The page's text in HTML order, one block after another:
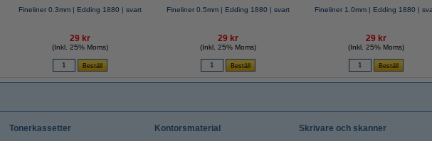
Fineliner 0.3mm | Edding 1880 | svart
29 kr
(Inkl. 25% Moms)
Fineliner 0.5mm | Edding 1880 | svart
29 kr
(Inkl. 25% Moms)
Fineliner 1.0mm | Edding 1880 |
29 kr
(Inkl. 25% Moms)
Tonerkassetter
Kontorsmaterial
Skrivare och skanner